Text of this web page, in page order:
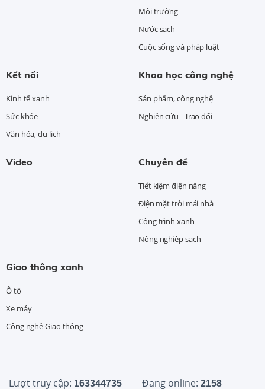
Môi trường
Nước sạch
Cuộc sống và pháp luật
Kết nối
Kinh tế xanh
Sức khỏe
Văn hóa, du lịch
Khoa học công nghệ
Sản phẩm, công nghệ
Nghiên cứu - Trao đổi
Video Chuyên đề
Tiết kiệm điện năng
Điện mặt trời mái nhà
Công trình xanh
Nông nghiệp sạch
Giao thông xanh
Ô tô
Xe máy
Công nghệ Giao thông
Lượt truy cập: 163344735 Đang online: 2158